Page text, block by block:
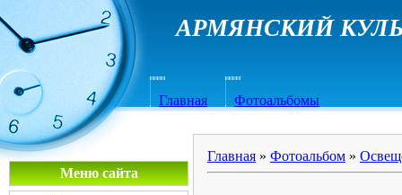
АРМЯНСКИЙ
Главная Фотоальбомы
Меню сайта
Главная » Фотоальбом »